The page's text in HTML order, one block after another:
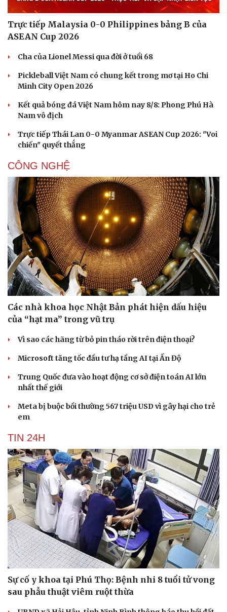
Trực tiếp Malaysia 0-0 Philippines bảng B của
ASEAN Cup 2026
Cha của Lionel Messi qua đời ở tuổi 68
Pickleball Việt Nam có chung kết trong mơ tại Ho Chi
Minh City Open 2026
Kết quả bóng đá Việt Nam hôm nay 8/8: Phong Phú Hà
Nam vô địch
Trực tiếp Thái Lan 0-0 Myanmar ASEAN Cup 2026: "Voi
chiến" quyết thắng
CÔNG NGHỆ
Các nhà khoa học Nhật Bản phát hiện dấu hiệu
của “hạt ma” trong vũ trụ
Vì sao các hãng từ bỏ pin tháo rời trên điện thoại?
Microsoft tăng tốc đầu tư hạ tầng AI tại Ấn Độ
Trung Quốc đưa vào hoạt động cơ sở điện toán AI lớn
nhất thế giới
Meta bị buộc bồi thường 567 triệu USD vì gây hại cho trẻ
em
TIN 24H
Sự cố y khoa tại Phú Thọ: Bệnh nhi 8 tuổi tử vong
sau phẫu thuật viêm ruột thừa